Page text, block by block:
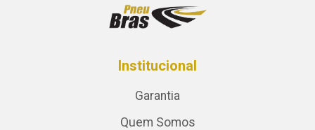
Institucional
Garantia
Quem Somos